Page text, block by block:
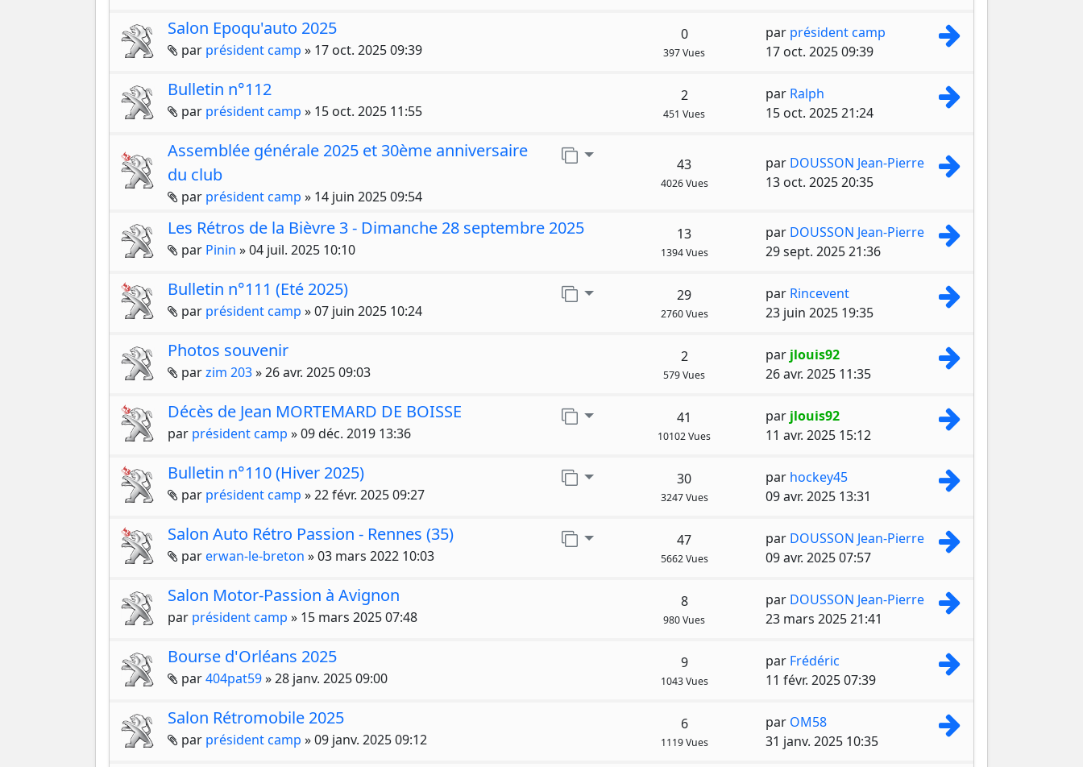
Salon Epoqu'auto 2025
Pièces jointes
par président camp » 17 oct. 2025 09:39
0
397 Vues
par président camp
Consulter le
17 oct. 2025 09:39
Bulletin n°112
Pièces jointes
par président camp » 15 oct. 2025 11:55
2
451 Vues
par Ralph
Consulter le
15 oct. 2025 21:24
Aller sur la page
Assemblée générale 2025 et 30ème anniversaire
du club
Pièces jointes
par président camp » 14 juin 2025 09:54
43
4026 Vues
par DOUSSON Jean-Pierre
Consulter le
13 oct. 2025 20:35
Les Rétros de la Bièvre 3 - Dimanche 28 septembre 2025
Pièces jointes
par Pinin »04 juil. 2025 10:10
13
1394 Vues
par DOUSSON Jean-Pierre
Consulter le
29 sept. 2025 21:36
Aller sur la page
Bulletin n°111 (Eté 2025)
Pièces jointes
par président camp »07 juin 2025 10:24
29
2760 Vues
par Rincevent
Consulter le
23 juin 2025 19:35
Photos souvenir
Pièces jointes
parzim 203»26 avr. 2025 09:03
2
579 Vues
par jlouis92
Consulter le
26 avr. 2025 11:35
Aller sur la page
Décès de Jean MORTEMARD DE BOISSE
par président camp »09 déc. 2019 13:36
41
10102 Vues
par jlouis92
Consulter le
11 avr. 2025 15:12
Aller sur la page
Bulletin n°110 (Hiver 2025)
Pièces jointes
par président camp »22 févr. 2025 09:27
30
3247 Vues
par hockey45
Consulter le
09 avr. 2025 13:31
Aller sur la page
Salon Auto Rétro Passion - Rennes (35)
Pièces jointes
parerwan-le-breton »03 mars 2022 10:03
47
5662 Vues
par DOUSSON Jean-Pierre
Consulter le
09 avr. 2025 07:57
Salon Motor-Passion à Avignon
par président camp » 15 mars 2025 07:48
8
980 Vues
par DOUSSON Jean-Pierre
Consulter le
23 mars 2025 21:41
Bourse d'Orléans 2025
Pièces jointes
par404pat59»28 janv. 2025 09:00
9
1043 Vues
par Frédéric
Consulter le
11 févr. 2025 07:39
Salon Rétromobile 2025
Pièces jointes
par président camp »09 janv. 2025 09:12
6
1119 Vues
par OM58
Consulter le
31 janv. 2025 10:35